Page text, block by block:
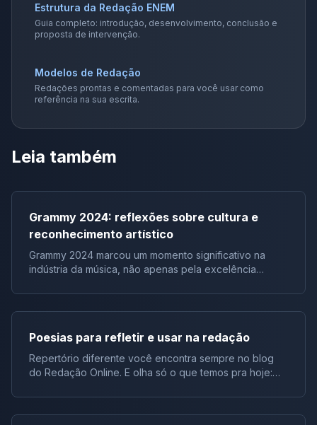
Estrutura da Redação ENEM
Guia completo: introdução, desenvolvimento, conclusão e
proposta de intervenção.
Modelos de Redação
Redações prontas e comentadas para você usar como
referência na sua escrita.
Leia também
Grammy 2024: reflexões sobre cultura e
reconhecimento artístico
Grammy 2024 marcou um momento significativo na
indústria da música, não apenas pela excelência
pelos discursos e reações que ecoaram além do
evento em si. Em particular, o discurso do renomado
sobre a falta de artistas negros sendo premiados em
categorias importantes do Grammy. Esses eventos
proporcionam amplo repertório sociocultural para suas
redações. Estudantes, este artigo é muito relevante.
Aqui, entenderemos não apenas o Grammys, mas
Poesias para refletir e usar na redação
Repertório diferente você encontra sempre no blog
do Redação Online. E olha só o que temos pra hoje:
todo especial na sua argumentação! Então, vamos
mostrar quais temas combinam com esses repertórios,